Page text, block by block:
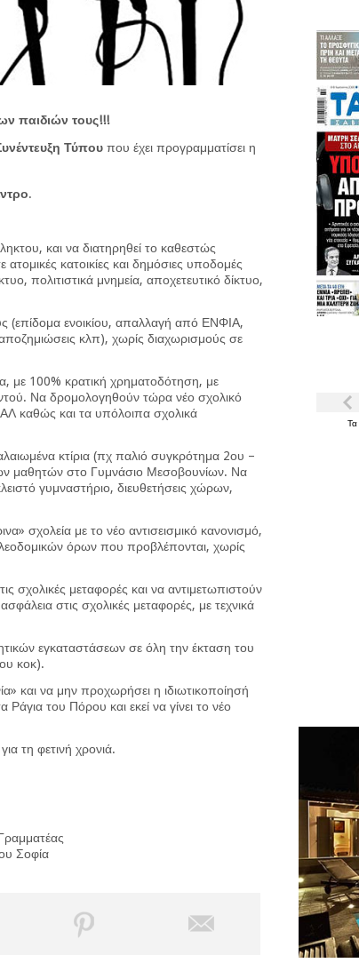
παιδιών τους!!!
Τύπου που έχει προγραμματίσει η
.
και να διατηρηθεί το καθεστώς
κατοικίες και δημόσιες υποδομές
πολιτιστικά μνημεία, αποχετευτικό δίκτυο,
(επίδομα ενοικίου, απαλλαγή από ΕΝΦΙΑ,
αποζημιώσεις κλπ), χωρίς διαχωρισμούς σε
με 100% κρατική χρηματοδότηση, με
Να δρομολογηθούν τώρα νέο σχολικό
καθώς και τα υπόλοιπα σχολικά
κτίρια (πχ παλιό συγκρότημα 2ου –
μαθητών στο Γυμνάσιο Μεσοβουνίων. Να
γυμναστήριο, διευθετήσεις χώρων,
σχολεία με το νέο αντισεισμικό κανονισμό,
όρων που προβλέπονται, χωρίς
σχολικές μεταφορές και να αντιμετωπιστούν
στις σχολικές μεταφορές, με τεχνικά
εγκαταστάσεων σε όλη την έκταση του
κοκ).
και να μην προχωρήσει η ιδιωτικοποίησή
του Πόρου και εκεί να γίνει το νέο
τη φετινή χρονιά.
Σοφία
Τα